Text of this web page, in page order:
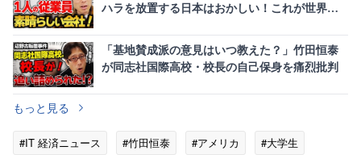
ハラを放置する日本はおかしい！これが世界最
「基地賛成派の意見はいつ教えた？」竹田恒泰
が同志社国際高校・校長の自己保身を痛烈批判
もっと見る
#IT 経済ニュース #竹田恒泰 #アメリカ
#大学生